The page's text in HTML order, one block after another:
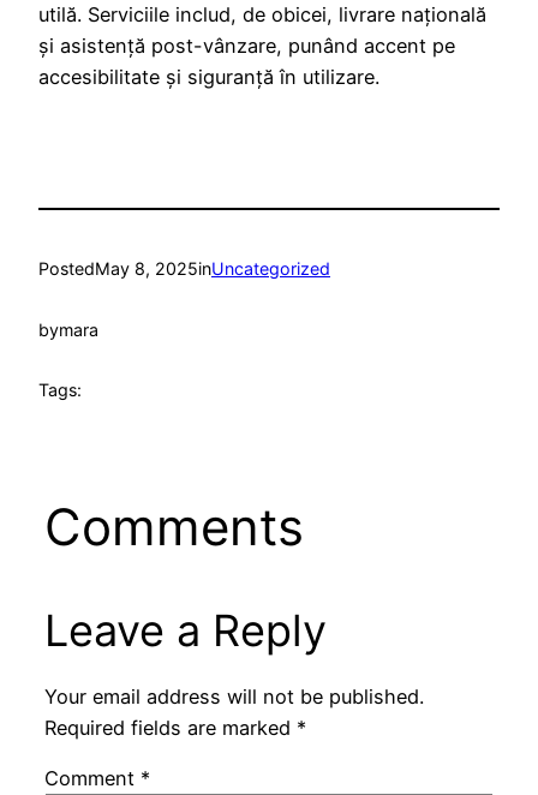
utilă. Serviciile includ, de obicei, livrare națională
și asistență post-vânzare, punând accent pe
accesibilitate și siguranță în utilizare.
PostedMay 8, 2025inUncategorized
bymara
Tags:
Comments
Leave a Reply
Your email address will not be published.
Required fields are marked *
Comment *